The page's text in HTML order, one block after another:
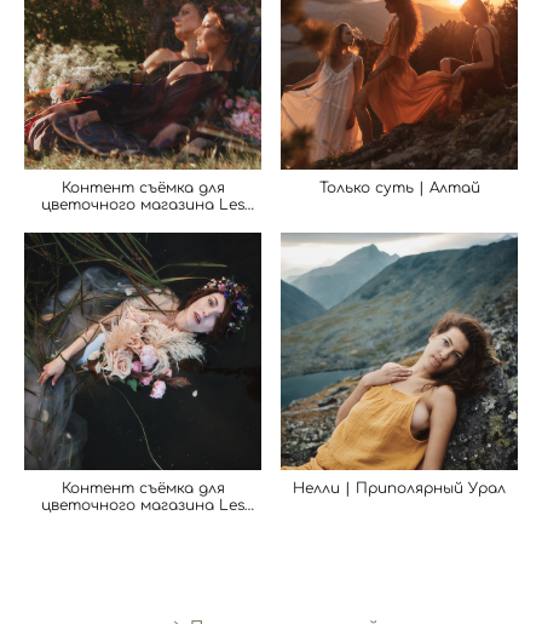
Контент съёмка для
цветочного магазина Les
Только суть | Алтай
Контент съёмка для
цветочного магазина Les
Нелли | Приполярный Урал